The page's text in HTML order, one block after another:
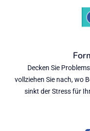
Decken Sie
vollziehen Sie nach, wo
sinkt der Stress für